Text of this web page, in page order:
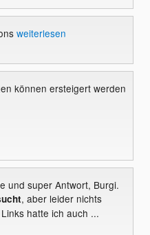
weiterlesen
können ersteigert werden
und super Antwort, Burgi.
, aber leider nichts
hatte ich auch ...